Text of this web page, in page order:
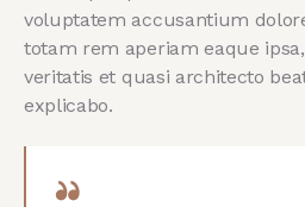
voluptatem accusantium
totam rem aperiam eaque
veritatis et quasi architecto
explicabo.